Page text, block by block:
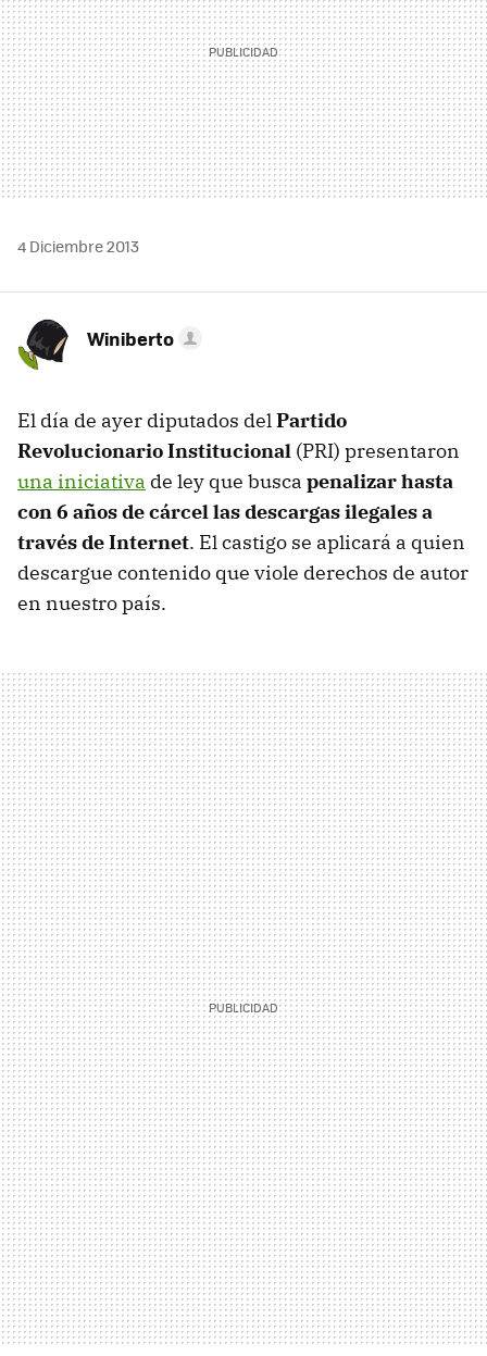
4 Diciembre 2013
Winiberto
El día de ayer diputados delPartido
Revolucionario Institucional (PRI) presentaron
una iniciativa de ley que busca penalizar hasta
con 6 años de cárcel las descargas ilegales a
través de Internet. El castigo se aplicará a quien
descargue contenido que viole derechos de autor
en nuestro país.